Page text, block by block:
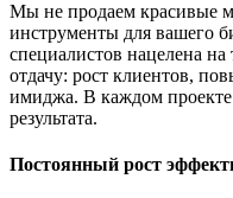
Мы не продаем красивые
инструменты для вашего
специалистов нацелена
отдачу: рост клиентов,
имиджа. В каждом
результата.
Постоянный рост